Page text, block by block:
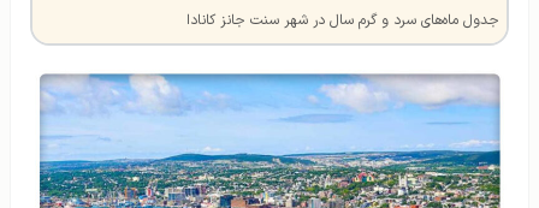
جدول ماه‌های سرد و گرم سال در شهر سنت جانز کانادا